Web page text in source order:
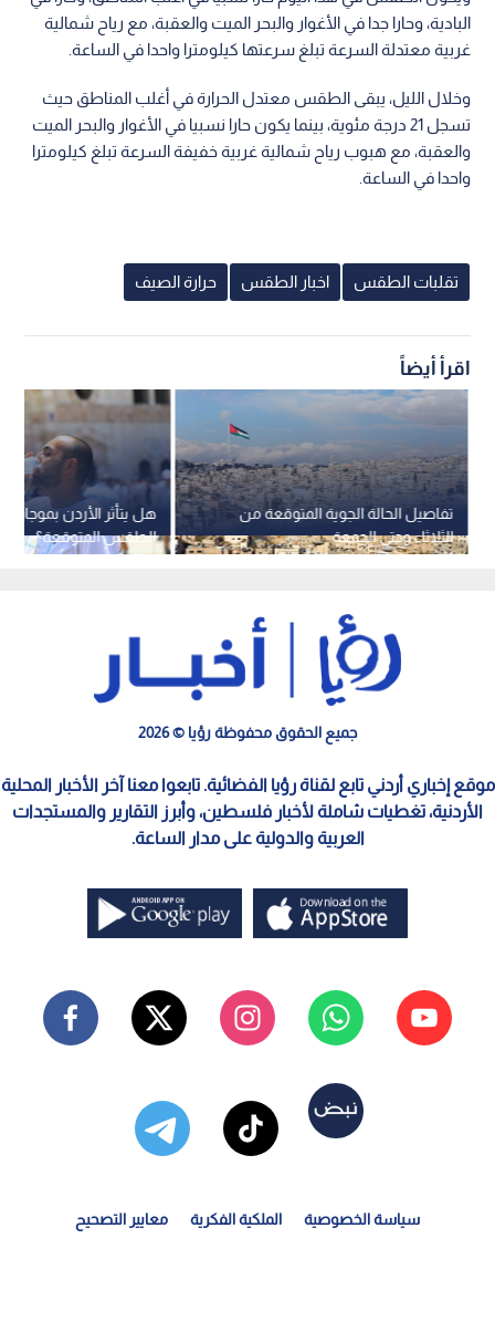
البادية، وحارا جدا في الأغوار والبحر الميت والعقبة، مع رياح شمالية
غربية معتدلة السرعة تبلغ سرعتها كيلومترا واحدا في الساعة.
وخلال الليل، يبقى الطقس معتدل الحرارة في أغلب المناطق حيث
تسجل 21 درجة مئوية، بينما يكون حارا نسبيا في الأغوار والبحر الميت
والعقبة، مع هبوب رياح شمالية غربية خفيفة السرعة تبلغ كيلومترا
واحدا في الساعة.
تقلبات الطقس اخبار الطقس حرارة الصيف
اقرأ أيضاً
هل يتأثر الأردن بموجات
الطقس المتوقعة؟
تفاصيل الحالة الجوية المتوقعة من
الثلاثاء وحتى الجمعة
جميع الحقوق محفوظة رؤيا © 2026
موقع إخباري أردني تابع لقناة رؤيا الفضائية. تابعوا معنا آخر الأخبار المحلية
الأردنية، تغطيات شاملة لأخبار فلسطين، وأبرز التقارير والمستجدات
العربية والدولية على مدار الساعة.
سياسة الخصوصية الملكية الفكرية معايير التصحيح